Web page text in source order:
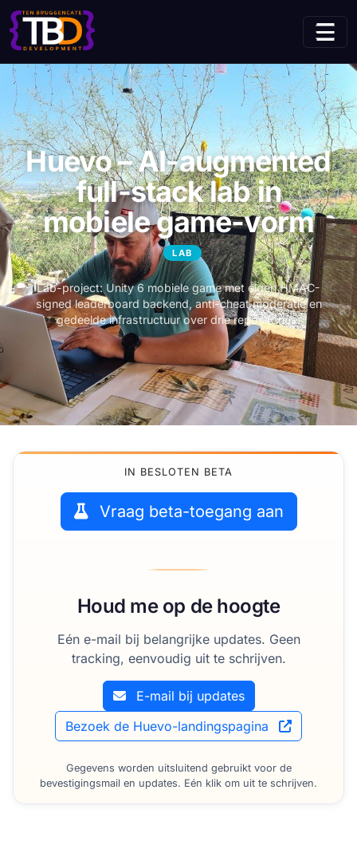
Home Initiatieven
Huevo – AI-augmented
full-stack lab in
mobiele game-vorm
LAB
Lab-project: Unity 6 mobiele game met eigen HMAC-
signed leaderboard backend, anti-cheat moderatie en
gedeelde infrastructuur over drie repositories.
IN BESLOTEN BETA
Vraag beta-toegang aan
Houd me op de hoogte
Eén e-mail bij belangrijke updates. Geen
tracking, eenvoudig uit te schrijven.
E-mail bij updates
Bezoek de Huevo-landingspagina
Gegevens worden uitsluitend gebruikt voor de
bevestigingsmail en updates. Eén klik om uit te schrijven.